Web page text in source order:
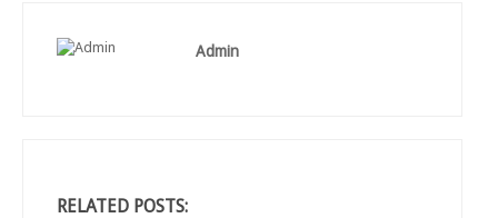
Admin
RELATED POSTS: